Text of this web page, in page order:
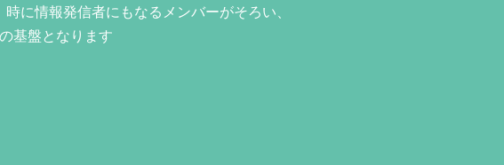
に情報発信者にもなるメンバーがそろい、
基盤となります